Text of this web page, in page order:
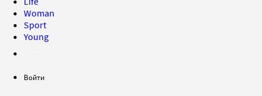
Woman
Sport
Young
Войти